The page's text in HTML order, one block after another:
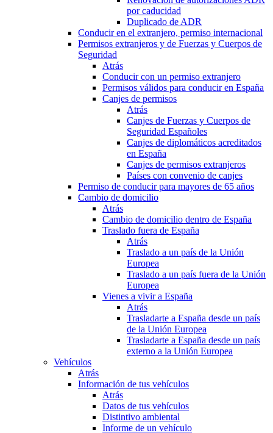
por caducidad
Duplicado de ADR
Conducir en el extranjero, permiso internacional
Permisos extranjeros y de Fuerzas y Cuerpos de
Seguridad
Atrás
Conducir con un permiso extranjero
Permisos válidos para conducir en España
Canjes de permisos
Atrás
Canjes de Fuerzas y Cuerpos de
Seguridad Españoles
Canjes de diplomáticos acreditados
en España
Canjes de permisos extranjeros
Países con convenio de canjes
Permiso de conducir para mayores de 65 años
Cambio de domicilio
Atrás
Cambio de domicilio dentro de España
Traslado fuera de España
Atrás
Traslado a un país de la Unión
Europea
Traslado a un país fuera de la Unión
Europea
Vienes a vivir a España
Atrás
Trasladarte a España desde un país
de la Unión Europea
Trasladarte a España desde un país
externo a la Unión Europea
Vehículos
Atrás
Información de tus vehículos
Atrás
Datos de tus vehículos
Distintivo ambiental
Informe de un vehículo